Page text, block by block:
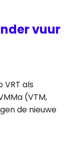
vuur
als
(VTM,
de nieuwe